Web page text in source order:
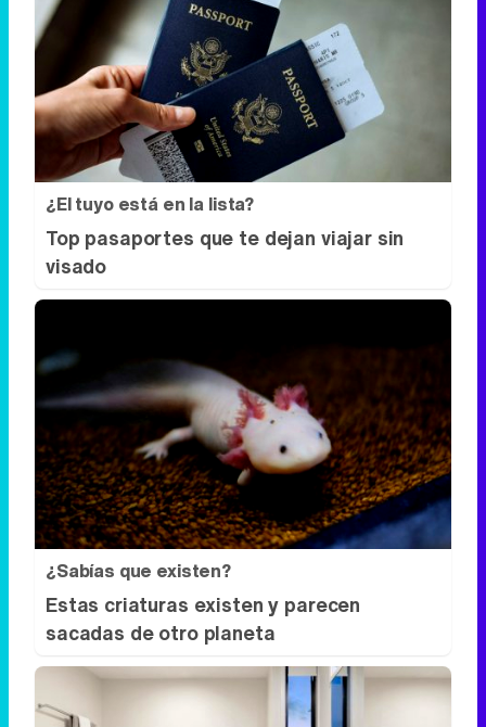
¿El tuyo está en la lista?
Top pasaportes que te dejan viajar sin
visado
¿Sabías que existen?
Estas criaturas existen y parecen
sacadas de otro planeta